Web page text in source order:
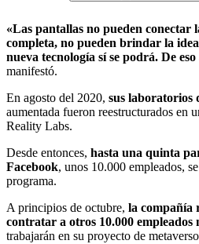
«Las pantallas no pueden conectar
completa, no pueden brindar la
nueva tecnología sí se podrá. De
manifestó.
En agosto del 2020, sus laboratorios
aumentada fueron reestructurados en
Reality Labs.
Desde entonces, hasta una quinta
Facebook, unos 10.000 empleados,
programa.
A principios de octubre, la compañía
contratar a otros 10.000 empleados
trabajarán en su proyecto de